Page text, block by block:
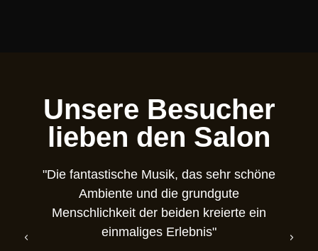
Unsere Besucher
lieben den Salon
"Die fantastische Musik, das sehr schöne
Ambiente und die grundgute
Menschlichkeit der beiden kreierte ein
einmaliges Erlebnis"